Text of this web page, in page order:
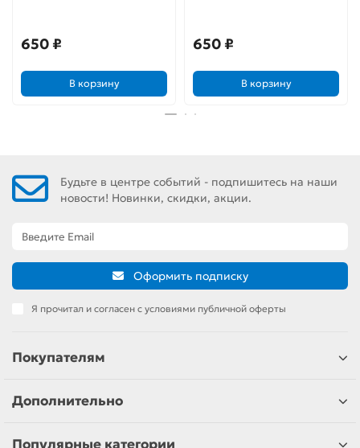
650 ₽
В корзину
650 ₽
В корзину
Будьте в центре событий - подпишитесь на наши
новости! Новинки, скидки, акции.
Оформить подписку
Я прочитал и согласен с условиями публичной оферты
Покупателям
Дополнительно
Популярные категории